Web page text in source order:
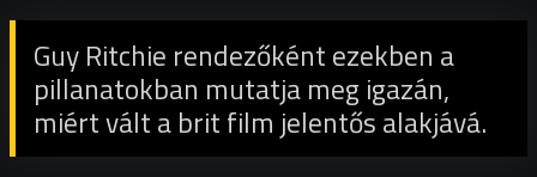
Guy Ritchie rendezőként ezekben a
pillanatokban mutatja meg igazán,
miért vált a brit film jelentős alakjává.